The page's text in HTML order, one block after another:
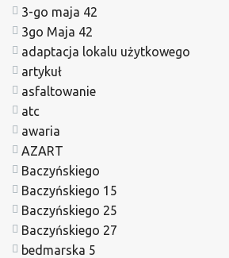
3-go maja 42
3go Maja 42
adaptacja lokalu użytkowego
artykuł
asfaltowanie
atc
awaria
AZART
Baczyńskiego
Baczyńskiego 15
Baczyńskiego 25
Baczyńskiego 27
bedmarska 5